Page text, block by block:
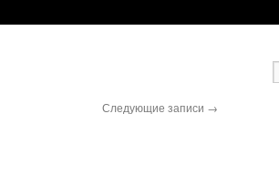
Следующие записи →